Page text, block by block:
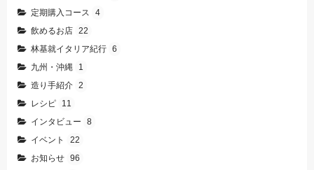
定期購入コース
4
飲めるお店 22
林基就イタリア紀行 6
九州・沖縄
1
造り手紹介 2
レシピ
11
インタビュー
8
イベント
22
お知らせ 96